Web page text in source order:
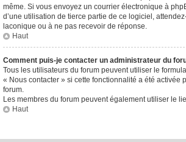
même. Si vous envoyez un courrier électronique à
d’une utilisation de tierce partie de ce logiciel,
laconique ou à ne pas recevoir de réponse.
Haut
Comment puis-je contacter un administrateur du
Tous les utilisateurs du forum peuvent utiliser le
« Nous contacter » si cette fonctionnalité a été activée
forum.
Les membres du forum peuvent également utiliser le
Haut